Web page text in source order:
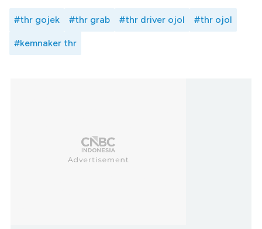
#thr gojek #thr grab #thr driver ojol #thr ojol
#kemnaker thr